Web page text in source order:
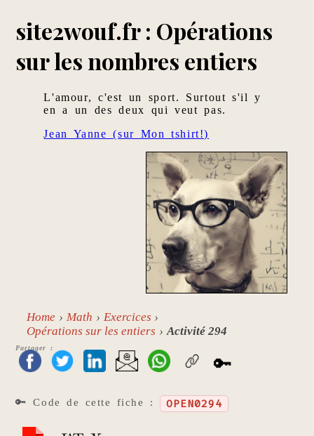
site2wouf.fr : Opérations
sur les nombres entiers
L'amour, c'est un sport. Surtout s'il y
en a un des deux qui veut pas.
Jean Yanne (sur Mon tshirt!)
Home Math
Exercices
Opérations sur les entiers
Activité 294
Partager :
🔑
🔑 Code de cette fiche : OPEN0294